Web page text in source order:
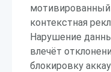
контекстная
Нарушение
влечёт
блокировку